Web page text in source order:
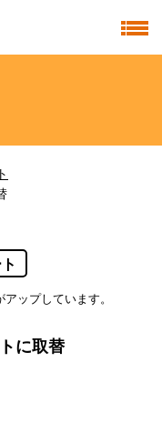
ップしています。
に取替